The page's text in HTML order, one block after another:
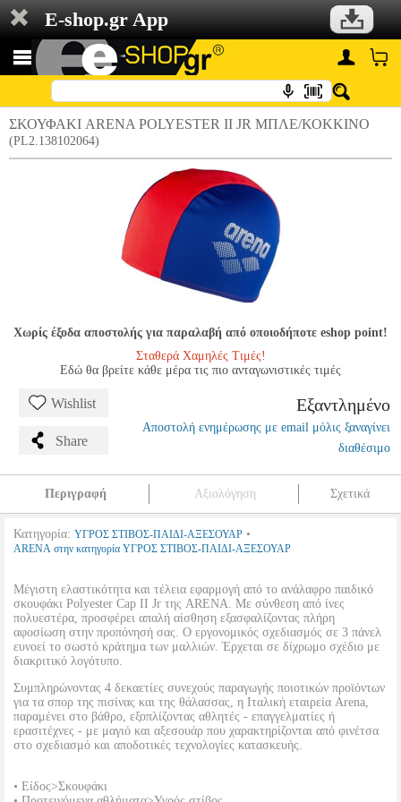
E-shop.gr App
ΣΚΟΥΦΑΚΙ ARENA POLYESTER II JR ΜΠΛΕ/ΚΟΚΚΙΝΟ
(PL2.138102064)
Χωρίς έξοδα αποστολής για παραλαβή από οποιοδήποτε eshop point!
Σταθερά Χαμηλές Τιμές!
Εδώ θα βρείτε κάθε μέρα τις πιο ανταγωνιστικές τιμές
Wishlist
Share
Εξαντλημένο
Αποστολή ενημέρωσης με email μόλις ξαναγίνει
διαθέσιμο
Περιγραφή Αξιολόγηση Σχετικά
Κατηγορία: ΥΓΡΟΣ ΣΤΙΒΟΣ-ΠΑΙΔΙ-ΑΞΕΣΟΥΑΡ •
ARENA στην κατηγορία ΥΓΡΟΣ ΣΤΙΒΟΣ-ΠΑΙΔΙ-ΑΞΕΣΟΥΑΡ
Μέγιστη ελαστικότητα και τέλεια εφαρμογή από το ανάλαφρο παιδικό
σκουφάκι Polyester Cap II Jr της ARENA. Με σύνθεση από ίνες
πολυεστέρα, προσφέρει απαλή αίσθηση εξασφαλίζοντας πλήρη
αφοσίωση στην προπόνησή σας. Ο εργονομικός σχεδιασμός σε 3 πάνελ
ευνοεί το σωστό κράτημα των μαλλιών. Έρχεται σε δίχρωμο σχέδιο με
διακριτικό λογότυπο.
Συμπληρώνοντας 4 δεκαετίες συνεχούς παραγωγής ποιοτικών προϊόντων
για τα σπορ της πισίνας και της θάλασσας, η Ιταλική εταιρεία Arena,
παραμένει στο βάθρο, εξοπλίζοντας αθλητές - επαγγελματίες ή
ερασιτέχνες - με μαγιό και αξεσουάρ που χαρακτηρίζονται από φινέτσα
στο σχεδιασμό και αποδοτικές τεχνολογίες κατασκευής.
• Είδος>Σκουφάκι